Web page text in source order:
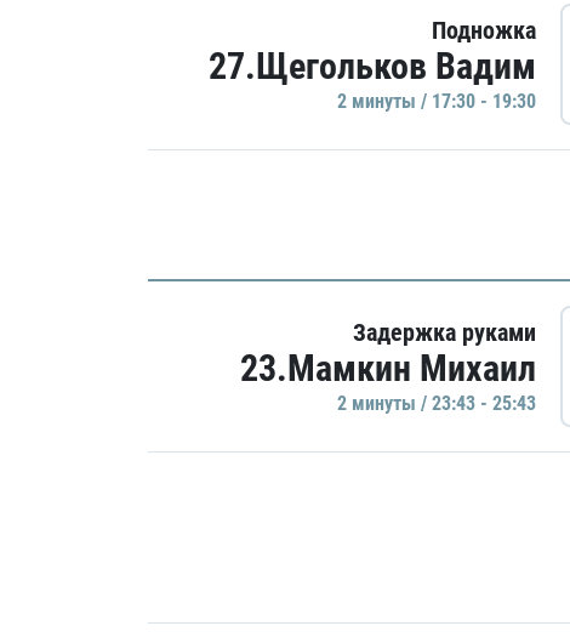
Подножка
27.Щегольков Вадим
2 минуты / 17:30 - 19:30
Задержка руками
23.Мамкин Михаил
2 минуты / 23:43 - 25:43